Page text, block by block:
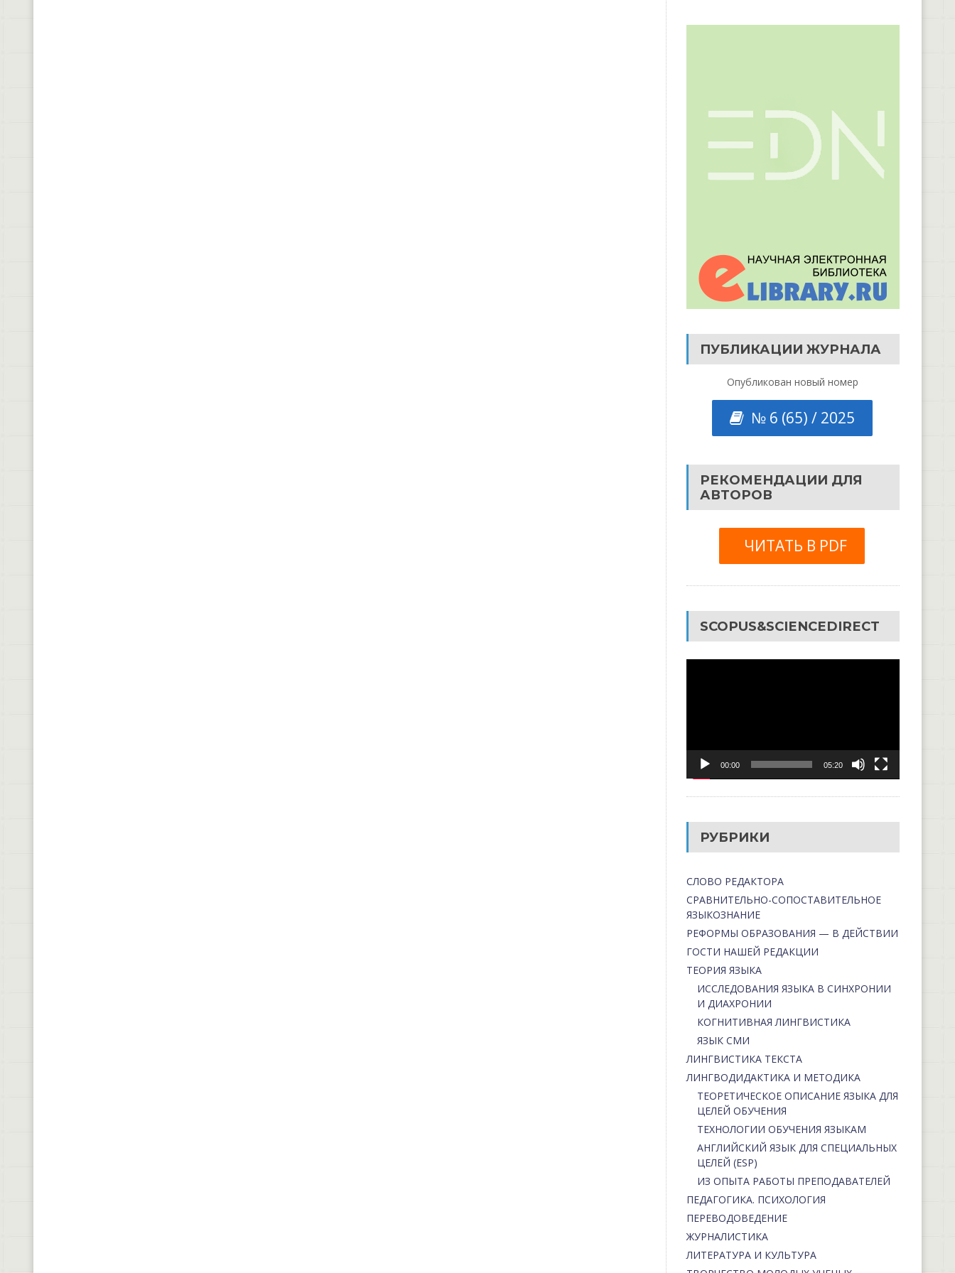
ПУБЛИКАЦИИ ЖУРНАЛА
Опубликован новый номер
№ 6 (65) / 2025
РЕКОМЕНДАЦИИ ДЛЯ
АВТОРОВ
ЧИТАТЬ В PDF
SCOPUS&SCIENCEDIRECT
00:00 05:20
РУБРИКИ
СЛОВО РЕДАКТОРА
СРАВНИТЕЛЬНО-СОПОСТАВИТЕЛЬНОЕ
ЯЗЫКОЗНАНИЕ
РЕФОРМЫ ОБРАЗОВАНИЯ — В ДЕЙСТВИИ
ГОСТИ НАШЕЙ РЕДАКЦИИ
ТЕОРИЯ ЯЗЫКА
ИССЛЕДОВАНИЯ ЯЗЫКА В СИНХРОНИИ
И ДИАХРОНИИ
КОГНИТИВНАЯ ЛИНГВИСТИКА
ЯЗЫК СМИ
ЛИНГВИСТИКА ТЕКСТА
ЛИНГВОДИДАКТИКА И МЕТОДИКА
ТЕОРЕТИЧЕСКОЕ ОПИСАНИЕ ЯЗЫКА ДЛЯ
ЦЕЛЕЙ ОБУЧЕНИЯ
ТЕХНОЛОГИИ ОБУЧЕНИЯ ЯЗЫКАМ
АНГЛИЙСКИЙ ЯЗЫК ДЛЯ СПЕЦИАЛЬНЫХ
ЦЕЛЕЙ (ESP)
ИЗ ОПЫТА РАБОТЫ ПРЕПОДАВАТЕЛЕЙ
ПЕДАГОГИКА. ПСИХОЛОГИЯ
ПЕРЕВОДОВЕДЕНИЕ
ЖУРНАЛИСТИКА
ЛИТЕРАТУРА И КУЛЬТУРА